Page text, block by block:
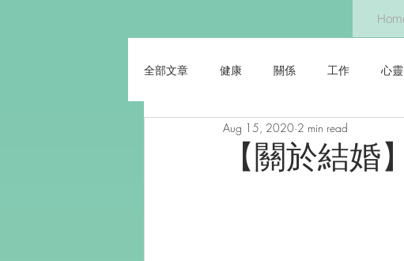
全部文章 健康 關係 工作 心靈
【關於結婚】
Aug 15, 2020 2 min read